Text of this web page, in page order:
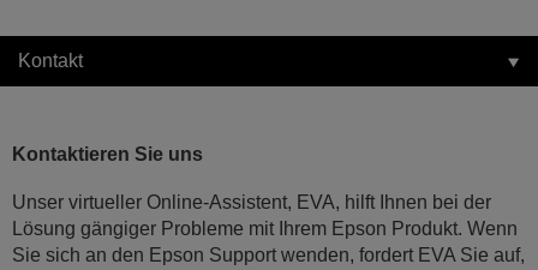
Kontakt
Kontaktieren Sie uns
Unser virtueller Online-Assistent, EVA, hilft Ihnen bei der
Lösung gängiger Probleme mit Ihrem Epson Produkt. Wenn
Sie sich an den Epson Support wenden, fordert EVA Sie auf,